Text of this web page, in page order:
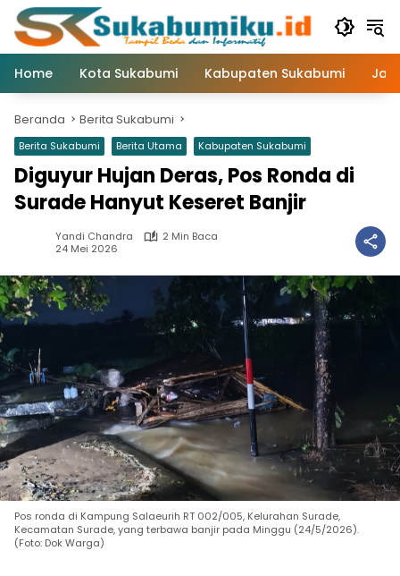
Langsung
konten
Home
Kota Sukabumi Kabupaten Sukabumi
Beranda Berita Sukabumi
Berita Sukabumi Berita Utama Kabupaten Sukabumi
Diguyur Hujan Deras, Pos Ronda di
Surade Hanyut Keseret Banjir
Yandi Chandra
2 Min Baca
24 Mei 2026
Pos ronda di Kampung Salaeurih RT 002/005, Kelurahan Surade,
Kecamatan Surade, yang terbawa banjir pada Minggu (24/5/2026).
(Foto: Dok Warga)